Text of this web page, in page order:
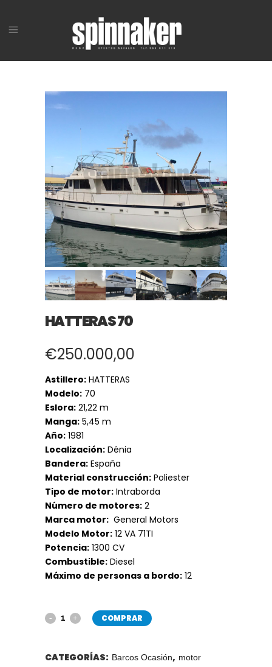
HATTERAS 70
€250.000,00
Astillero: HATTERAS
Modelo: 70
Eslora: 21,22 m
Manga: 5,45 m
Año: 1981
Localización: Dénia
Bandera: España
Material construcción: Poliester
Tipo de motor: Intraborda
Número de motores: 2
Marca motor: General Motors
Modelo Motor: 12 VA 71TI
Potencia: 1300 CV
Combustible: Diesel
Máximo de personas a bordo: 12
COMPRAR
CATEGORÍAS: Barcos Ocasión, motor